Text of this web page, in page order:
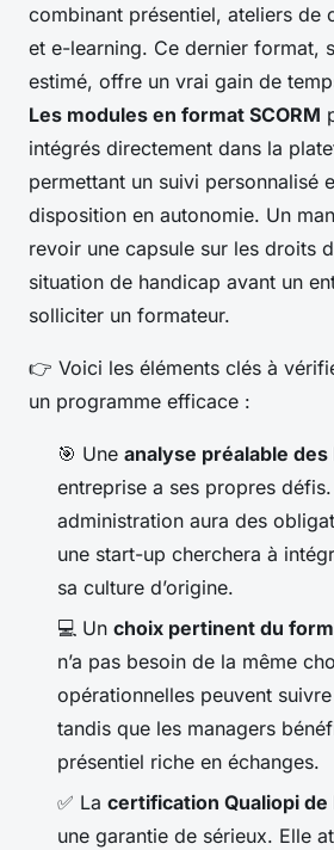
combinant présentiel, ateliers de
et e-learning. Ce dernier format,
estimé, offre un vrai gain de
Les modules en format SCORM
intégrés directement dans la
permettant un suivi personnalisé
disposition en autonomie. Un
revoir une capsule sur les droits
situation de handicap avant un
solliciter un formateur.
👉 Voici les éléments clés à
un programme efficace :
🎯 Une analyse préalable
entreprise a ses propres
administration aura des
une start-up cherchera à
sa culture d’origine.
💻 Un choix pertinent du
n’a pas besoin de la même
opérationnelles peuvent
tandis que les managers
présentiel riche en échanges.
✅ La certification Qualiopi de
une garantie de sérieux. Elle